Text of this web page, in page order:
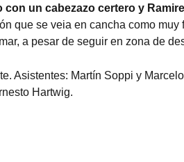
con un cabezazo certero y
que se veia en cancha como
a pesar de seguir en zona de
Asistentes: Martín Soppi y
Hartwig.